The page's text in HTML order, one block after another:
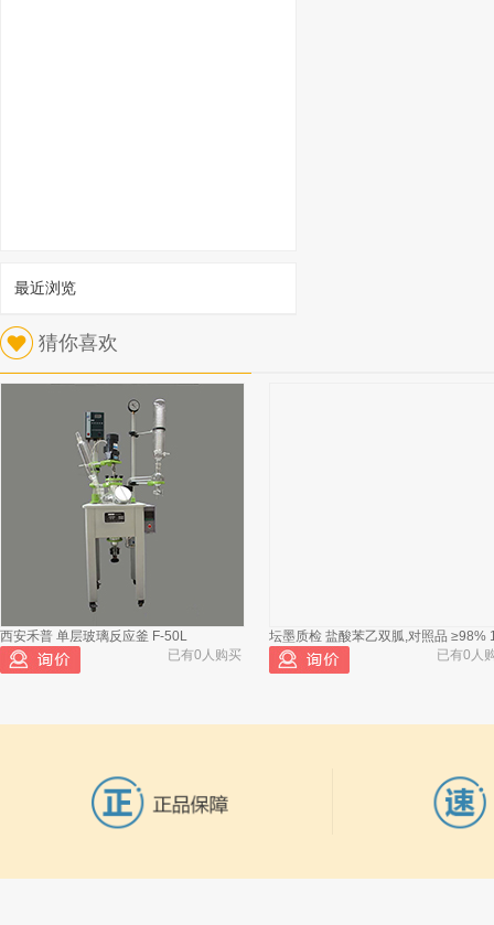
秋龙仪器 MW6510光波水分仪 全水分玻璃
2
秋龙仪器 MW6510光波水分仪 内水分
玻璃管
最近浏览
猜你喜欢
西安禾普 单层玻璃反应釜 F-50L
已有0人购买
坛墨质检 盐酸苯乙双胍,对照品 ≥98%
已有0人